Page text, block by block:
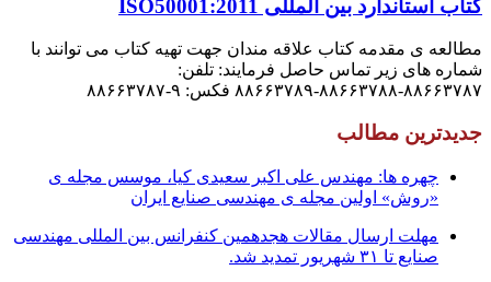
کتاب استاندارد بین المللی ISO50001:2011
مطالعه ی مقدمه کتاب علاقه مندان جهت تهیه کتاب می توانند با
شماره های زیر تماس حاصل فرمایند: تلفن:
۸۸۶۶۳۷۸۷-۸۸۶۶۳۷۸۸-۸۸۶۶۳۷۸۹ فکس: ۹-۸۸۶۶۳۷۸۷
جدیدترین مطالب
چهره ها: مهندس علی اکبر سعیدی کیا، موسس مجله ی
«روش» اولین مجله ی مهندسی صنایع ایران
مهلت ارسال مقالات هجدهمین کنفرانس بین المللی مهندسی
صنایع تا ۳۱ شهریور تمدید شد.